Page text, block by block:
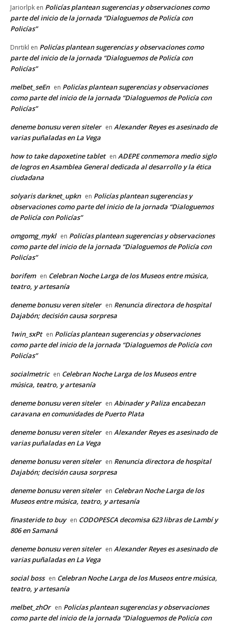
Jariorlpk en Policías plantean sugerencias y observaciones como
parte del inicio de la jornada “Dialoguemos de Policía con
Policías”
Dnrtikl en Policías plantean sugerencias y observaciones como
parte del inicio de la jornada “Dialoguemos de Policía con
Policías”
melbet_seEn en Policías plantean sugerencias y observaciones
como parte del inicio de la jornada “Dialoguemos de Policía con
Policías”
deneme bonusu veren siteler en Alexander Reyes es asesinado de
varias puñaladas en La Vega
how to take dapoxetine tablet en ADEPE conmemora medio siglo
de logros en Asamblea General dedicada al desarrollo y la ética
ciudadana
solyaris darknet_upkn en Policías plantean sugerencias y
observaciones como parte del inicio de la jornada “Dialoguemos
de Policía con Policías”
omgomg_mykl en Policías plantean sugerencias y observaciones
como parte del inicio de la jornada “Dialoguemos de Policía con
Policías”
borifem en Celebran Noche Larga de los Museos entre música,
teatro, y artesanía
deneme bonusu veren siteler en Renuncia directora de hospital
Dajabón; decisión causa sorpresa
1win_sxPt en Policías plantean sugerencias y observaciones
como parte del inicio de la jornada “Dialoguemos de Policía con
Policías”
socialmetric en Celebran Noche Larga de los Museos entre
música, teatro, y artesanía
deneme bonusu veren siteler en Abinader y Paliza encabezan
caravana en comunidades de Puerto Plata
deneme bonusu veren siteler en Alexander Reyes es asesinado de
varias puñaladas en La Vega
deneme bonusu veren siteler en Renuncia directora de hospital
Dajabón; decisión causa sorpresa
deneme bonusu veren siteler en Celebran Noche Larga de los
Museos entre música, teatro, y artesanía
finasteride to buy en CODOPESCA decomisa 623 libras de Lambí y
806 en Samaná
deneme bonusu veren siteler en Alexander Reyes es asesinado de
varias puñaladas en La Vega
social boss en Celebran Noche Larga de los Museos entre música,
teatro, y artesanía
melbet_zhOr en Policías plantean sugerencias y observaciones
como parte del inicio de la jornada “Dialoguemos de Policía con